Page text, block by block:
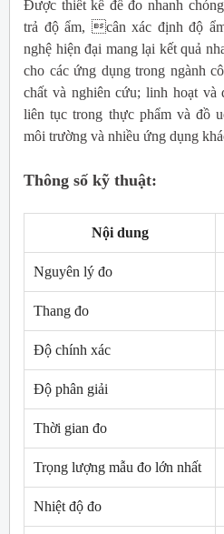
Được thiết kế để đo nhanh
trả độ ẩm, cân xác định độ
nghệ hiện đại mang lại kết quả
cho các ứng dụng trong ngành
chất và nghiên cứu; linh hoạt và
liên tục trong thực phẩm và đồ
môi trường và nhiều ứng dụng
Thông số kỹ thuật:
Nội dung
Nguyên lý đo
Thang đo
Độ chính xác
Độ phân giải
Thời gian đo
Trọng lượng mẫu đo lớn nhất
Nhiệt độ đo